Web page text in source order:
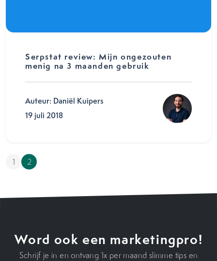
Serpstat review: Mijn ongezouten
menig na 3 maanden gebruik
Auteur: Daniël Kuipers
19 juli 2018
1 2
Word ook een marketingpro!
Schrijf je in en ontvang 1x per maand slimme tips en